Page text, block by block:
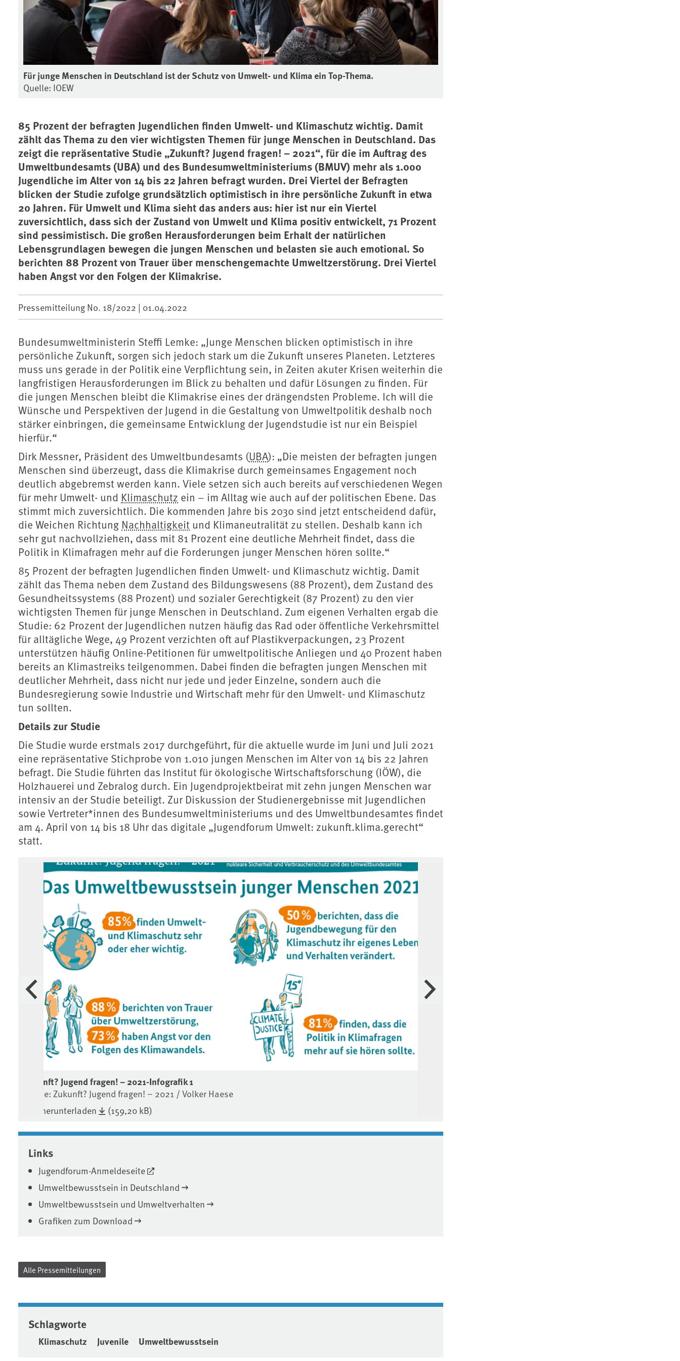
Für junge Menschen in Deutschland ist der Schutz von Umwelt- und Klima ein Top-Thema.
Quelle: IOEW
85 Prozent der befragten Jugendlichen finden Umwelt- und Klimaschutz wichtig. Damit
zählt das Thema zu den vier wichtigsten Themen für junge Menschen in Deutschland. Das
zeigt die repräsentative Studie „Zukunft? Jugend fragen! – 2021“, für die im Auftrag des
Umweltbundesamts (UBA) und des Bundesumweltministeriums (BMUV) mehr als 1.000
Jugendliche im Alter von 14 bis 22 Jahren befragt wurden. Drei Viertel der Befragten
blicken der Studie zufolge grundsätzlich optimistisch in ihre persönliche Zukunft in etwa
20 Jahren. Für Umwelt und Klima sieht das anders aus: hier ist nur ein Viertel
zuversichtlich, dass sich der Zustand von Umwelt und Klima positiv entwickelt, 71 Prozent
sind pessimistisch. Die großen Herausforderungen beim Erhalt der natürlichen
Lebensgrundlagen bewegen die jungen Menschen und belasten sie auch emotional. So
berichten 88 Prozent von Trauer über menschengemachte Umweltzerstörung. Drei Viertel
haben Angst vor den Folgen der Klimakrise.
Pressemitteilung No. 18/2022 | 01.04.2022
Bundesumweltministerin Steffi Lemke: „Junge Menschen blicken optimistisch in ihre
persönliche Zukunft, sorgen sich jedoch stark um die Zukunft unseres Planeten. Letzteres
muss uns gerade in der Politik eine Verpflichtung sein, in Zeiten akuter Krisen weiterhin die
langfristigen Herausforderungen im Blick zu behalten und dafür Lösungen zu finden. Für
die jungen Menschen bleibt die Klimakrise eines der drängendsten Probleme. Ich will die
Wünsche und Perspektiven der Jugend in die Gestaltung von Umweltpolitik deshalb noch
stärker einbringen, die gemeinsame Entwicklung der Jugendstudie ist nur ein Beispiel
hierfür.“
Dirk Messner, Präsident des Umweltbundesamts (UBA): „Die meisten der befragten jungen
Menschen sind überzeugt, dass die Klimakrise durch gemeinsames Engagement noch
deutlich abgebremst werden kann. Viele setzen sich auch bereits auf verschiedenen Wegen
für mehr Umwelt- und Klimaschutz ein – im Alltag wie auch auf der politischen Ebene. Das
stimmt mich zuversichtlich. Die kommenden Jahre bis 2030 sind jetzt entscheidend dafür,
die Weichen Richtung Nachhaltigkeit und Klimaneutralität zu stellen. Deshalb kann ich
sehr gut nachvollziehen, dass mit 81 Prozent eine deutliche Mehrheit findet, dass die
Politik in Klimafragen mehr auf die Forderungen junger Menschen hören sollte.“
85 Prozent der befragten Jugendlichen finden Umwelt- und Klimaschutz wichtig. Damit
zählt das Thema neben dem Zustand des Bildungswesens (88 Prozent), dem Zustand des
Gesundheitssystems (88 Prozent) und sozialer Gerechtigkeit (87 Prozent) zu den vier
wichtigsten Themen für junge Menschen in Deutschland. Zum eigenen Verhalten ergab die
Studie: 62 Prozent der Jugendlichen nutzen häufig das Rad oder öffentliche Verkehrsmittel
für alltägliche Wege, 49 Prozent verzichten oft auf Plastikverpackungen, 23 Prozent
unterstützen häufig Online-Petitionen für umweltpolitische Anliegen und 40 Prozent haben
bereits an Klimastreiks teilgenommen. Dabei finden die befragten jungen Menschen mit
deutlicher Mehrheit, dass nicht nur jede und jeder Einzelne, sondern auch die
Bundesregierung sowie Industrie und Wirtschaft mehr für den Umwelt- und Klimaschutz
tun sollten.
Details zur Studie
Die Studie wurde erstmals 2017 durchgeführt, für die aktuelle wurde im Juni und Juli 2021
eine repräsentative Stichprobe von 1.010 jungen Menschen im Alter von 14 bis 22 Jahren
befragt. Die Studie führten das Institut für ökologische Wirtschaftsforschung (IÖW), die
Holzhauerei und Zebralog durch. Ein Jugendprojektbeirat mit zehn jungen Menschen war
intensiv an der Studie beteiligt. Zur Diskussion der Studienergebnisse mit Jugendlichen
sowie Vertreter*innen des Bundesumweltministeriums und des Umweltbundesamtes findet
am 4. April von 14 bis 18 Uhr das digitale „Jugendforum Umwelt: zukunft.klima.gerecht“
statt.
Associated content
Zukunft? Jugend fragen! – 2021-Infografik 1
Quelle: Zukunft? Jugend fragen! – 2021 / Volker Haese
Bild herunterladen
(159,20 kB)
Weiter
Vorherige
Links
Jugendforum-Anmeldeseite
Umweltbewusstsein in Deutschland
Umweltbewusstsein und Umweltverhalten
Grafiken zum Download
Alle Pressemitteilungen
Schlagworte
Klimaschutz Juvenile Umweltbewusstsein